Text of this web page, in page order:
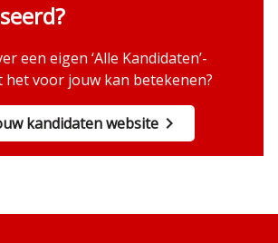
een eigen ‘Alle Kandidaten’-
het voor jouw kan betekenen?
kandidaten website